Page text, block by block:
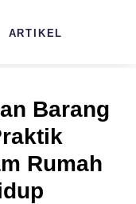
ARTIKEL
Barang
Rumah